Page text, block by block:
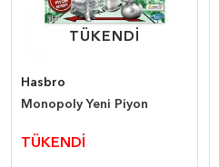
TÜKENDİ
TÜKENDİ
Hasbro
Monopoly Yeni Piyon
TÜKENDİ